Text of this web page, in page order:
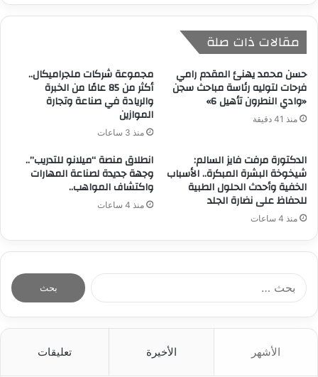
مقالات ذات صلة
حسن محمد يهنئ المقدم رامي
فرحات لتوليه رئاسة مباحث سجن
«وادي النطرون تأهيل 6»
منذ 41 دقيقة
مجموعة شركات ملجراميكال..
أكثر من 85 عامًا من الخبرة
والريادة في صناعة وتجارة
الموازين
منذ 3 ساعات
الدكتورة مرفت فايز السالم:
شيخوخة البشرة المبكرة.. الأسباب
الخفية وأحدث الحلول الطبية
للحفاظ على نضارة الجلد
منذ 4 ساعات
انطلاق منصة “ميلانو للتدريب”..
وجهة جديدة لصناعة المهارات
واكتشاف المواهب..
منذ 4 ساعات
الأشهر الأخيرة تعليقات